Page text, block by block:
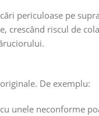
periculoase pe
crescând riscul de
De exemplu:
unele neconforme